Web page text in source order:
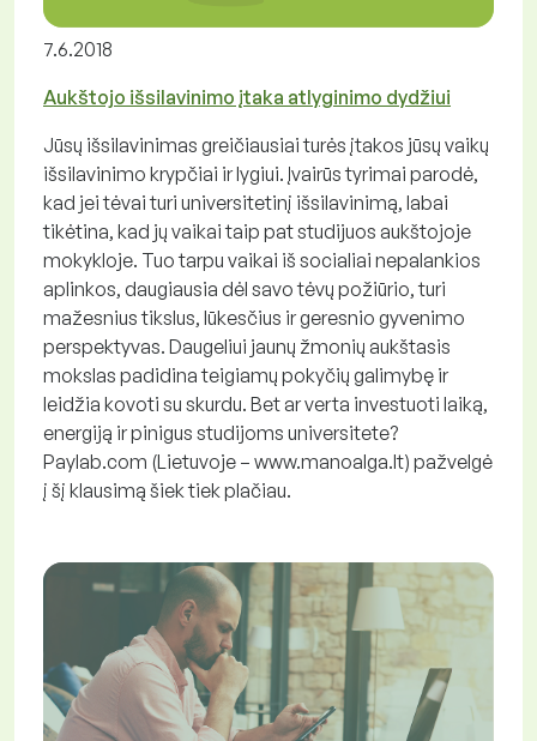
7.6.2018
Aukštojo išsilavinimo įtaka atlyginimo dydžiui
Jūsų išsilavinimas greičiausiai turės įtakos jūsų vaikų
išsilavinimo krypčiai ir lygiui. Įvairūs tyrimai parodė,
kad jei tėvai turi universitetinį išsilavinimą, labai
tikėtina, kad jų vaikai taip pat studijuos aukštojoje
mokykloje. Tuo tarpu vaikai iš socialiai nepalankios
aplinkos, daugiausia dėl savo tėvų požiūrio, turi
mažesnius tikslus, lūkesčius ir geresnio gyvenimo
perspektyvas. Daugeliui jaunų žmonių aukštasis
mokslas padidina teigiamų pokyčių galimybę ir
leidžia kovoti su skurdu. Bet ar verta investuoti laiką,
energiją ir pinigus studijoms universitete?
Paylab.com (Lietuvoje – www.manoalga.lt) pažvelgė
į šį klausimą šiek tiek plačiau.